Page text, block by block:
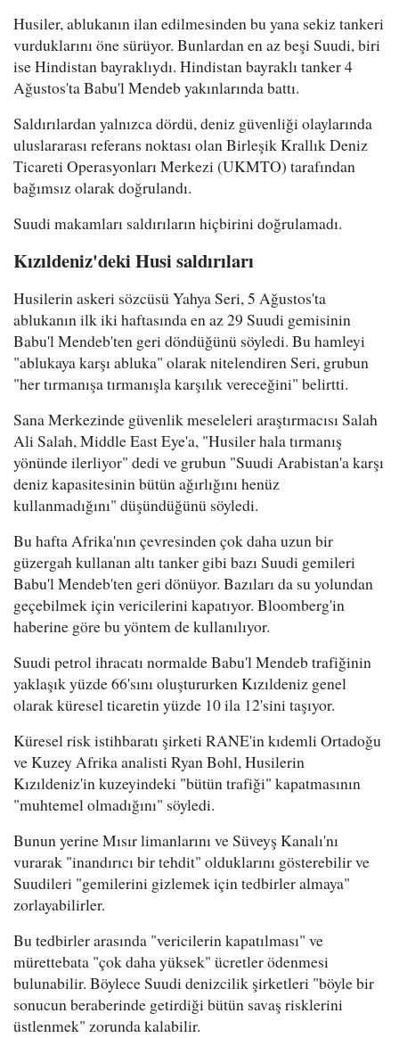
Husiler, ablukanın ilan edilmesinden bu yana sekiz tankeri
vurduklarını öne sürüyor. Bunlardan en az beşi Suudi, biri
ise Hindistan bayraklıydı. Hindistan bayraklı tanker 4
Ağustos'ta Babu'l Mendeb yakınlarında battı.
Saldırılardan yalnızca dördü, deniz güvenliği olaylarında
uluslararası referans noktası olan Birleşik Krallık Deniz
Ticareti Operasyonları Merkezi (UKMTO) tarafından
bağımsız olarak doğrulandı.
Suudi makamları saldırıların hiçbirini doğrulamadı.
Kızıldeniz'deki Husi saldırıları
Husilerin askeri sözcüsü Yahya Seri, 5 Ağustos'ta
ablukanın ilk iki haftasında en az 29 Suudi gemisinin
Babu'l Mendeb'ten geri döndüğünü söyledi. Bu hamleyi
"ablukaya karşı abluka" olarak nitelendiren Seri, grubun
"her tırmanışa tırmanışla karşılık vereceğini" belirtti.
Sana Merkezinde güvenlik meseleleri araştırmacısı Salah
Ali Salah, Middle East Eye'a, "Husiler hala tırmanış
yönünde ilerliyor" dedi ve grubun "Suudi Arabistan'a karşı
deniz kapasitesinin bütün ağırlığını henüz
kullanmadığını" düşündüğünü söyledi.
Bu hafta Afrika'nın çevresinden çok daha uzun bir
güzergah kullanan altı tanker gibi bazı Suudi gemileri
Babu'l Mendeb'ten geri dönüyor. Bazıları da su yolundan
geçebilmek için vericilerini kapatıyor. Bloomberg'in
haberine göre bu yöntem de kullanılıyor.
Suudi petrol ihracatı normalde Babu'l Mendeb trafiğinin
yaklaşık yüzde 66'sını oluştururken Kızıldeniz genel
olarak küresel ticaretin yüzde 10 ila 12'sini taşıyor.
Küresel risk istihbaratı şirketi RANE'in kıdemli Ortadoğu
ve Kuzey Afrika analisti Ryan Bohl, Husilerin
Kızıldeniz'in kuzeyindeki "bütün trafiği" kapatmasının
"muhtemel olmadığını" söyledi.
Bunun yerine Mısır limanlarını ve Süveyş Kanalı'nı
vurarak "inandırıcı bir tehdit" olduklarını gösterebilir ve
Suudileri "gemilerini gizlemek için tedbirler almaya"
zorlayabilirler.
Bu tedbirler arasında "vericilerin kapatılması" ve
mürettebata "çok daha yüksek" ücretler ödenmesi
bulunabilir. Böylece Suudi denizcilik şirketleri "böyle bir
sonucun beraberinde getirdiği bütün savaş risklerini
üstlenmek" zorunda kalabilir.